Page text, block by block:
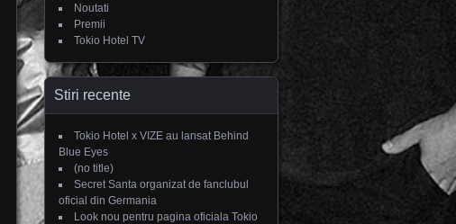
Noutati
Premii
Tokio Hotel TV
Stiri recente
Tokio Hotel x VIZE au lansat Behind
Blue Eyes
(no title)
Secret Santa organizat de fanclubul
oficial din Germania
Look nou pentru pagina oficiala Tokio